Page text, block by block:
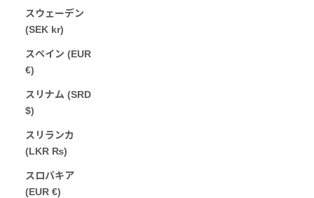
スウェーデン
(SEK kr)
スペイン (EUR
€)
スリナム (SRD
$)
スリランカ
(LKR ₨)
スロバキア
(EUR €)